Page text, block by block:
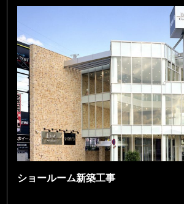
ショールーム新築工事